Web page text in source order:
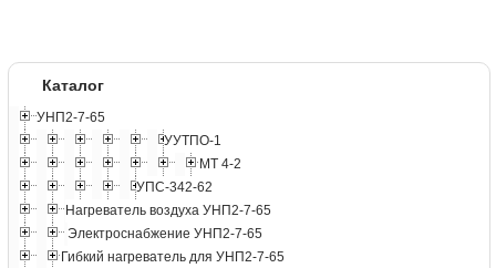
Каталог
УНП2-7-65
УУТПО-1
МТ 4-2
УПС-342-62
Нагреватель воздуха УНП2-7-65
Электроснабжение УНП2-7-65
Гибкий нагреватель для УНП2-7-65